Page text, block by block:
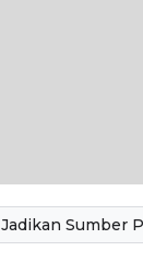
Jadikan Sumber